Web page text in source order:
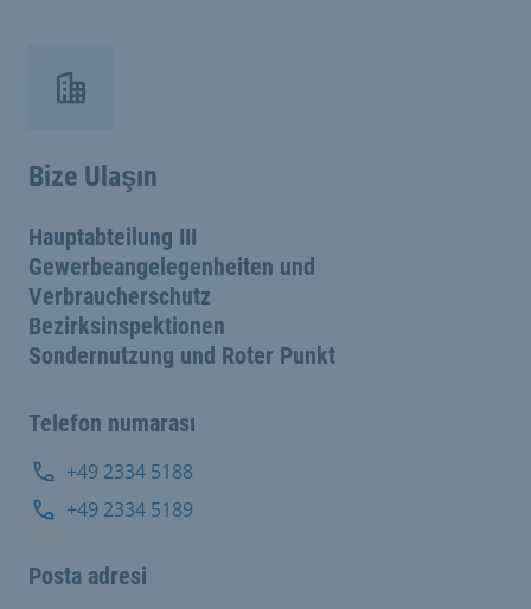
Bize Ulaşın
Hauptabteilung III
Gewerbeangelegenheiten und
Verbraucherschutz
Bezirksinspektionen
Sondernutzung und Roter Punkt
Telefon numarası
+49 2334 5188
+49 2334 5189
Posta adresi